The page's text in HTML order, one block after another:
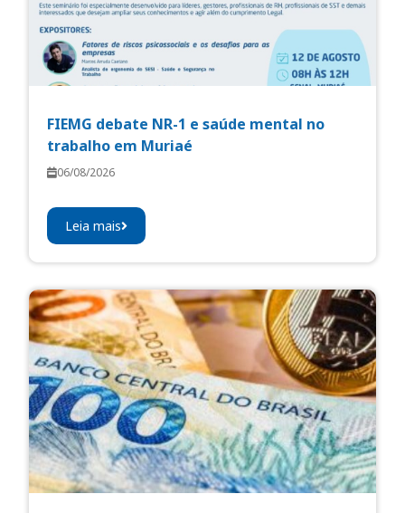
FIEMG debate NR-1 e saúde mental no
trabalho em Muriaé
06/08/2026
Leia mais